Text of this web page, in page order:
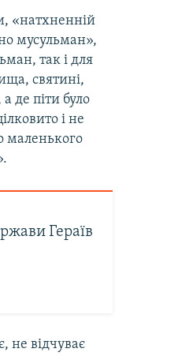
«натхненній
мусульман»,
так і для
святині,
де піти було
і не
маленького
Гераїв
не відчуває